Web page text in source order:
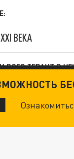
ВЕКА
ТЕРАКТ В
ОТ